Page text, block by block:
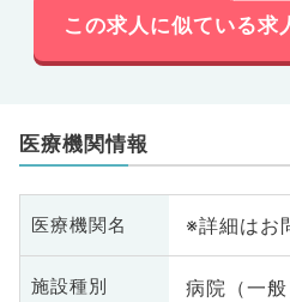
この求人に似ている求
医療機関情報
医療機関名 ※詳細はお
施設種別 病院（一般